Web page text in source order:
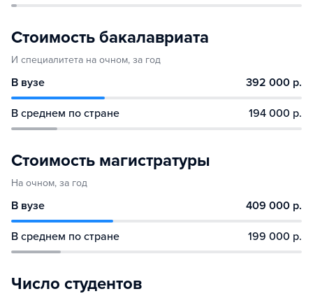
Стоимость бакалавриата
И специалитета на очном, за год
В вузе 392 000 р.
В среднем по стране 194 000 р.
Стоимость магистратуры
На очном, за год
В вузе 409 000 р.
В среднем по стране 199 000 р.
Число студентов